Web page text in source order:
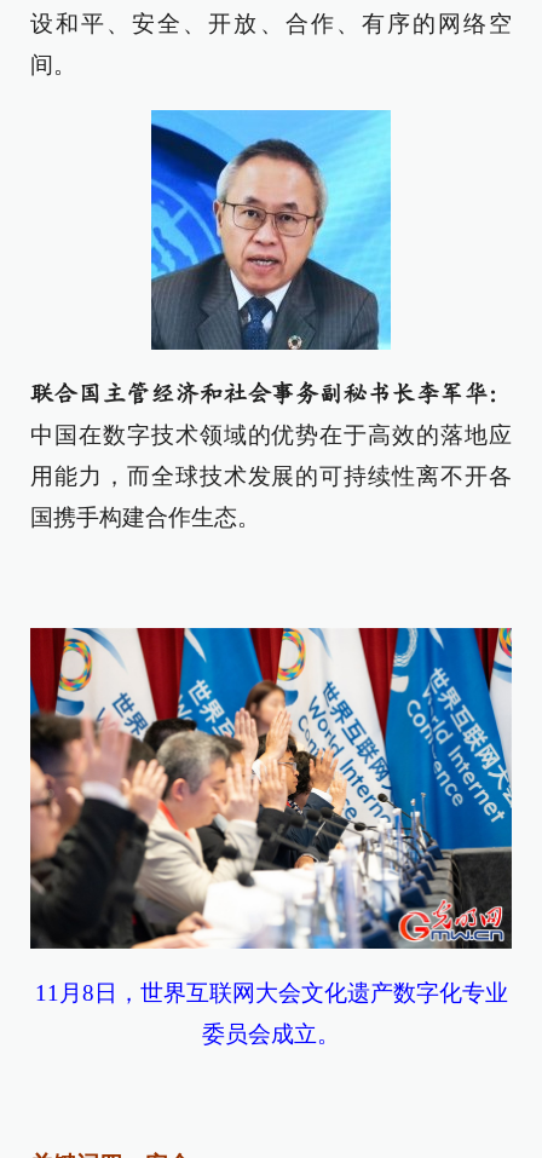
设和平、安全、开放、合作、有序的网络空
间。
联合国主管经济和社会事务副秘书长李军华：
中国在数字技术领域的优势在于高效的落地应
用能力，而全球技术发展的可持续性离不开各
国携手构建合作生态。
11月8日，世界互联网大会文化遗产数字化专业
委员会成立。